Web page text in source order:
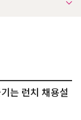
는 런치 채용설